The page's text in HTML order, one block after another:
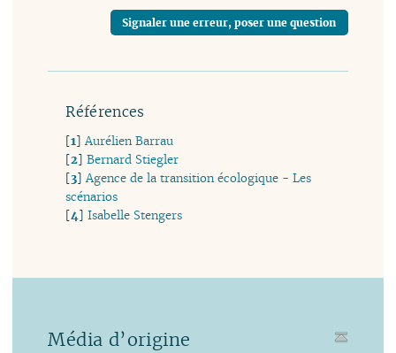
Signaler une erreur, poser une question
Références
[1]Aurélien Barrau
[2]Bernard Stiegler
[3]Agence de la transition écologique - Les
scénarios
[4]Isabelle Stengers
Média d’origine